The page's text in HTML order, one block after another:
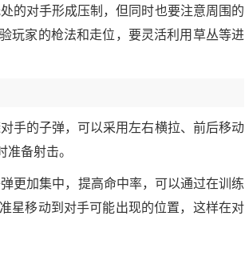
的对手形成压制，但同时也要注意周围的
玩家的枪法和走位，要灵活利用草丛等进
手的子弹，可以采用左右横拉、前后移动
备射击。
更加集中，提高命中率，可以通过在训练
星移动到对手可能出现的位置，这样在对